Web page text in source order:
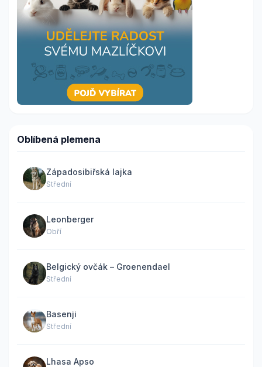
Oblíbená plemena
Západosibiřská lajka
Střední
Leonberger
Obří
Belgický ovčák – Groenendael
Střední
Basenji
Střední
Lhasa Apso